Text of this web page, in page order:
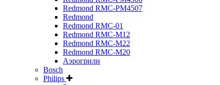
Redmond RMC-PM4507
Redmond
Redmond RMC-01
Redmond RMC-M12
Redmond RMC-M22
Redmond RMC-M20
Аэрогрили
Bosch
Philips